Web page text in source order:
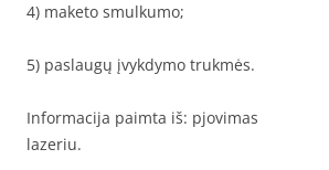
4) maketo smulkumo;
5) paslaugų įvykdymo trukmės.
Informacija paimta iš: pjovimas
lazeriu.